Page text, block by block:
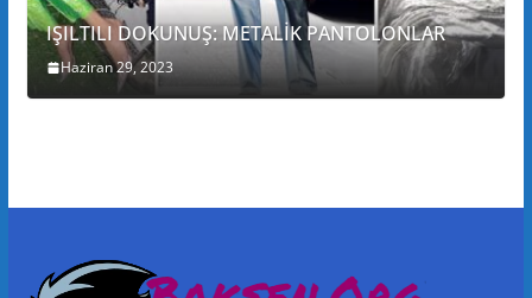
IŞILTILI DOKUNUŞ: METALİK PANTOLONLAR
Haziran 29, 2023